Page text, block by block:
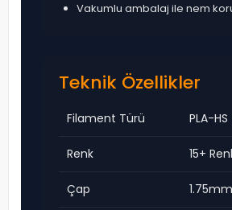
Vakumlu ambalaj ile nem
Teknik Özellikler
Filament Türü PLA-HS
Renk 15+
Çap 1.75mm